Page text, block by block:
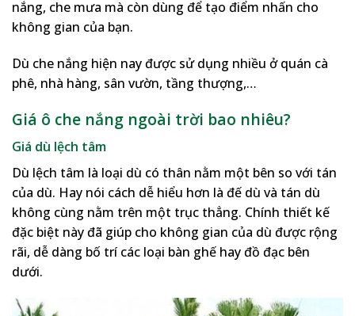
nắng, che mưa mà còn dùng để tạo điểm nhấn cho
không gian của bạn.
Dù che nắng hiện nay được sử dụng nhiều ở quán cà
phê, nhà hàng, sân vườn, tầng thượng,…
Giá ô che nắng ngoài trời bao nhiêu?
Giá dù lệch tâm
Dù lệch tâm là loại dù có thân nằm một bên so với tán
của dù. Hay nói cách dễ hiểu hơn là đế dù và tán dù
không cùng nằm trên một trục thẳng. Chính thiết kế
đặc biệt này đã giúp cho không gian của dù được rộng
rãi, dễ dàng bố trí các loại bàn ghế hay đồ đạc bên
dưới.